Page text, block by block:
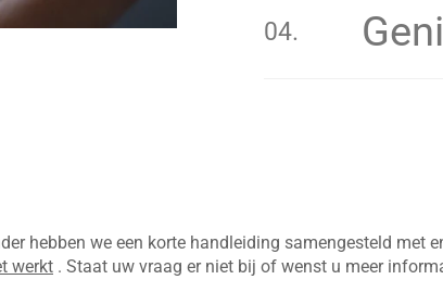
hebben we een korte handleiding samengesteld met
werkt . Staat uw vraag er niet bij of wenst u meer